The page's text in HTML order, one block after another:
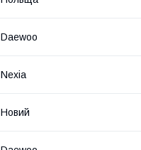
Daewoo
Nexia
Новий